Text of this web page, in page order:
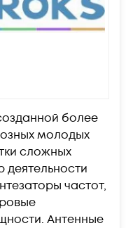
более
молодых
сложных
деятельности
частот,
Антенные